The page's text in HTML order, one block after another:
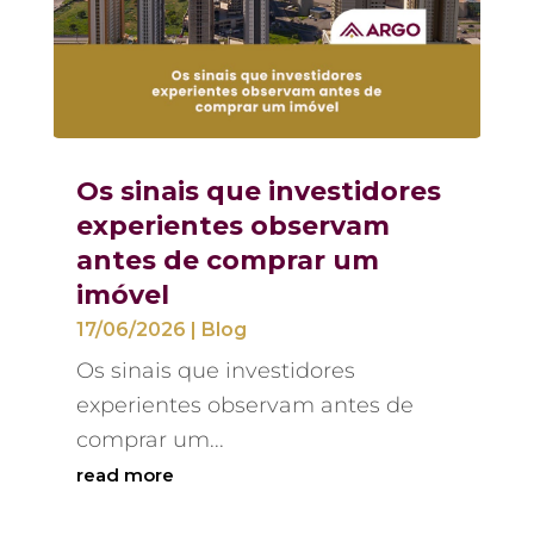
Os sinais que investidores
experientes observam
antes de comprar um
imóvel
17/06/2026 | Blog
Os sinais que investidores
experientes observam antes de
comprar um...
read more